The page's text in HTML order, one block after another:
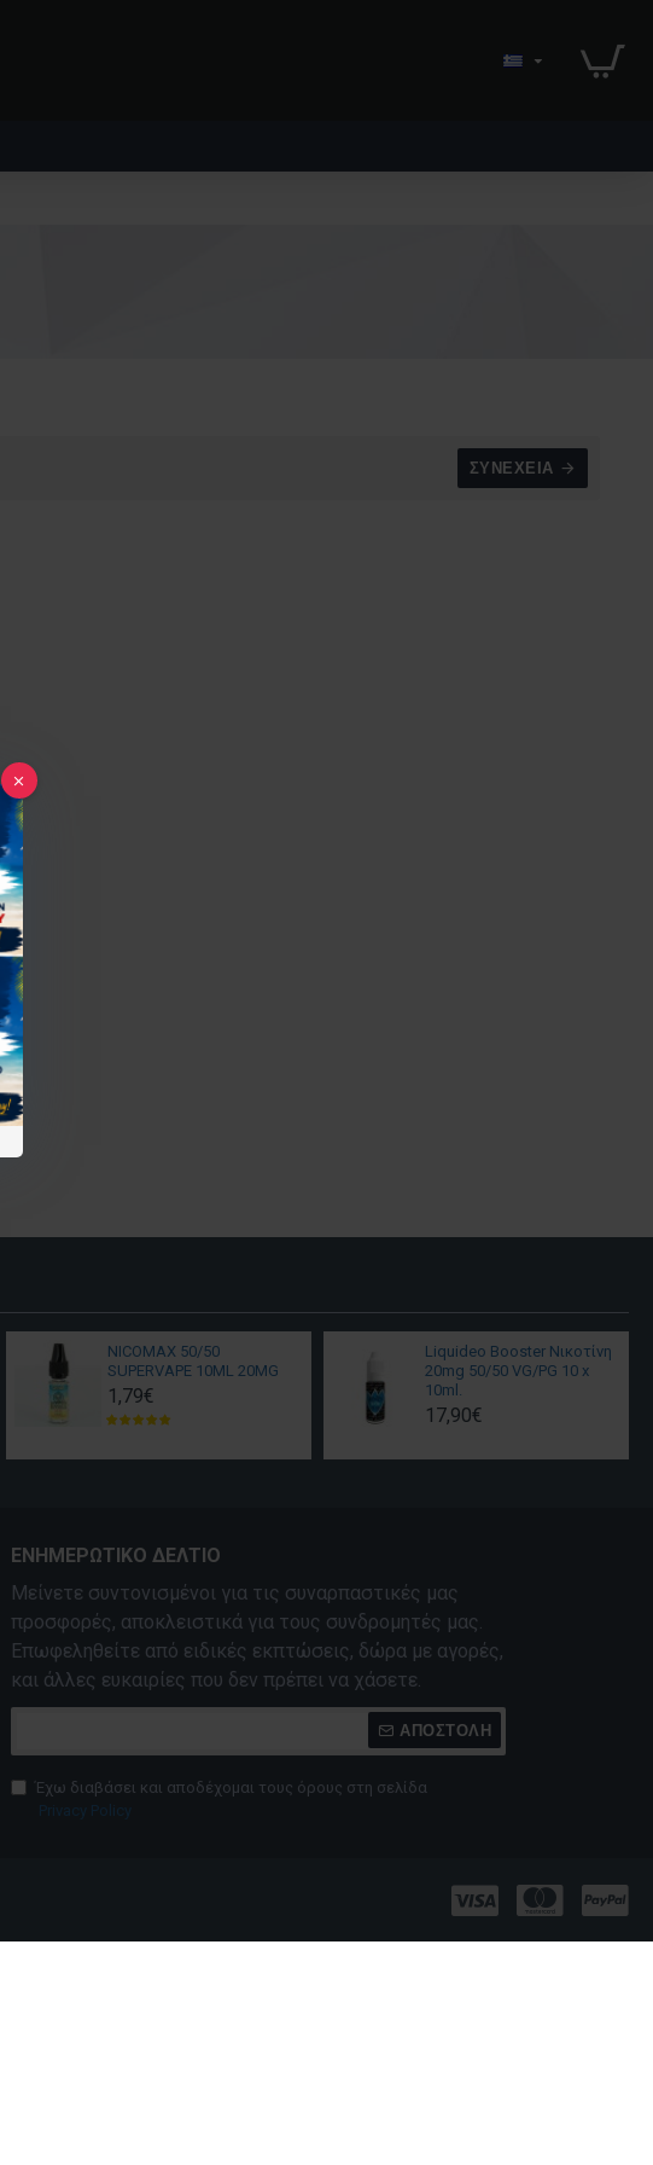
ΣΥΝΈΧΕΙΑ
NICOMAX 50/50
SUPERVAPE 10ML 20MG
1,79€
Liquideo Booster Νικοτίνη
20mg 50/50 VG/PG 10 x
10ml.
17,90€
ΕΝΗΜΕΡΩΤΙΚΌ ΔΕΛΤΊΟ
Μείνετε συντονισμένοι για τις συναρπαστικές μας
προσφορές, αποκλειστικά για τους συνδρομητές μας.
Επωφεληθείτε από ειδικές εκπτώσεις, δώρα με αγορές,
και άλλες ευκαιρίες που δεν πρέπει να χάσετε.
ΑΠΟΣΤΟΛΉ
Έχω διαβάσει και αποδέχομαι τους όρους στη σελίδα
Privacy Policy